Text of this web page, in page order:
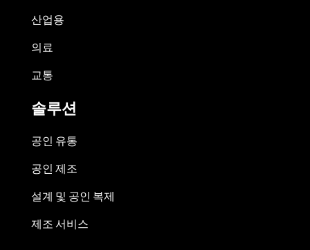
산업용
의료
교통
솔루션
공인 유통
공인 제조
설계 및 공인 복제
제조 서비스